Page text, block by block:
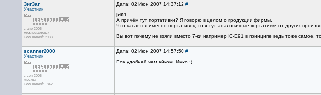
ЗигЗаг
Участник
с апр 2006
Нижневартовск
Сообщений: 2933
Дата: 02 Июн 2007 14:37:12 #
jd01
А причём тут портативки? Я говорю в целом о продукции фирмы.
Что касается именно портативок, то и тут аналогичные портативки от других
Вы вот почему не взяли вместо 7-ки например IC-E91 в принципе ведь тоже самое,
scanner2000
Участник
с сен 2005
Москва
Сообщений: 1842
Дата: 02 Июн 2007 14:57:50 #
Еса удобней чем айком. Имхо :)